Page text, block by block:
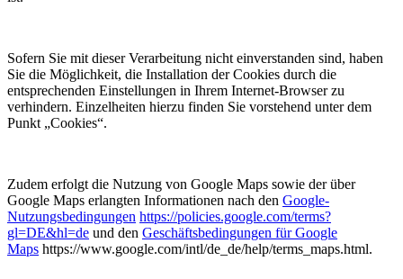
Sofern Sie mit dieser Verarbeitung nicht einverstanden sind, haben
Sie die Möglichkeit, die Installation der Cookies durch die
entsprechenden Einstellungen in Ihrem Internet-Browser zu
verhindern. Einzelheiten hierzu finden Sie vorstehend unter dem
Punkt „Cookies“.
Zudem erfolgt die Nutzung von Google Maps sowie der über
Google Maps erlangten Informationen nach den Google-
Nutzungsbedingungen https://policies.google.com/terms?
gl=DE&hl=de und den Geschäftsbedingungen für Google
Maps https://www.google.com/intl/de_de/help/terms_maps.html.